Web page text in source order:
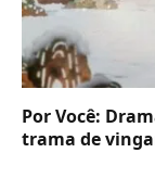
Por Você:
trama de